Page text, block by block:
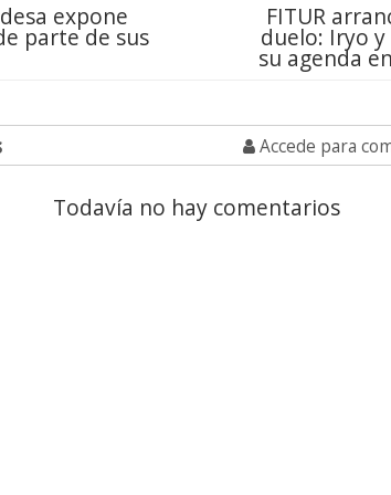
expone
parte de sus
FITUR
duelo: Iryo
su agenda
Accede para
Todavía no hay comentarios